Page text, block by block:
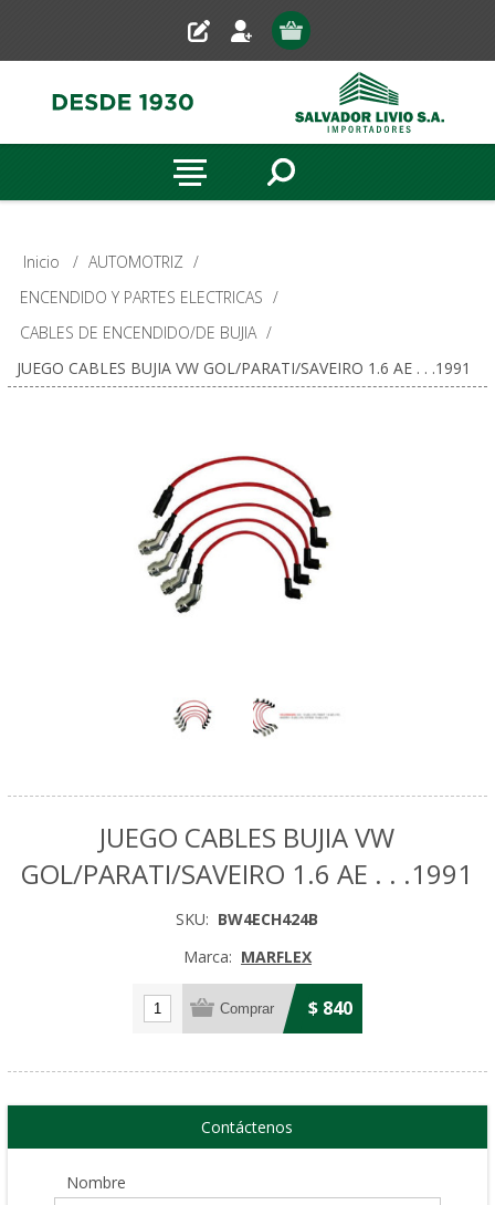
Inicio / AUTOMOTRIZ /
ENCENDIDO Y PARTES ELECTRICAS /
CABLES DE ENCENDIDO/DE BUJIA /
JUEGO CABLES BUJIA VW GOL/PARATI/SAVEIRO 1.6 AE . . .1991
JUEGO CABLES BUJIA VW
GOL/PARATI/SAVEIRO 1.6 AE . . .1991
SKU: BW4ECH424B
Marca: MARFLEX
$ 840
Contáctenos
Nombre